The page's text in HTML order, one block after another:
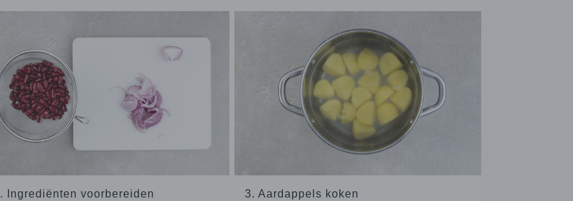
Ingrediënten voorbereiden 3. Aardappels koken